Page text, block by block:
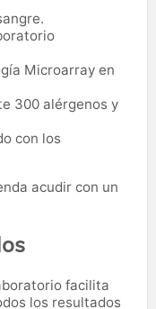
Microarray en
300 alérgenos y
con los
acudir con un
facilita
los resultados